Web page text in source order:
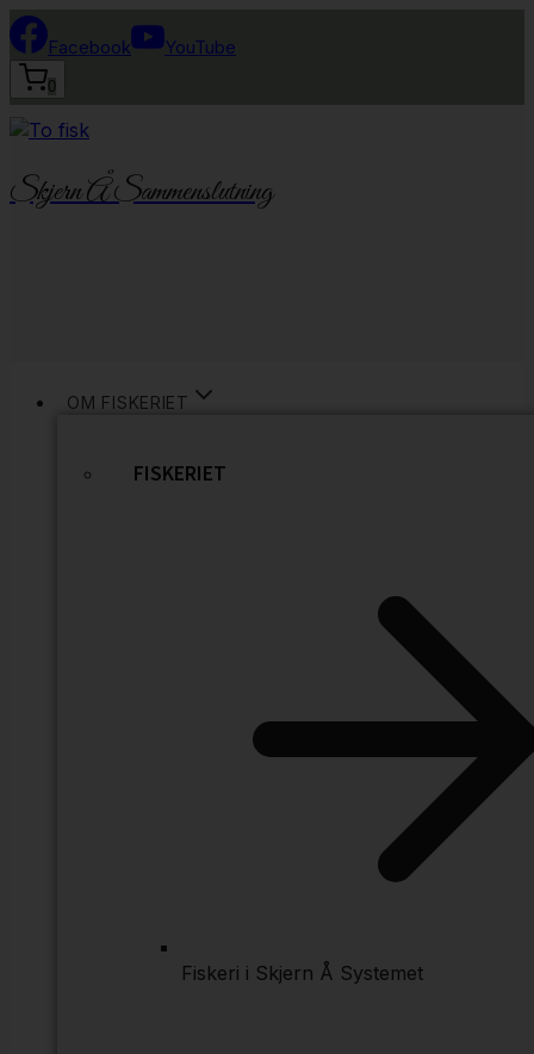
Fortsæt
til
indhold
Facebook YouTube
0
Skjern Å Sammenslutning
OM FISKERIET
FISKERIET
Fiskeri i Skjern Å Systemet